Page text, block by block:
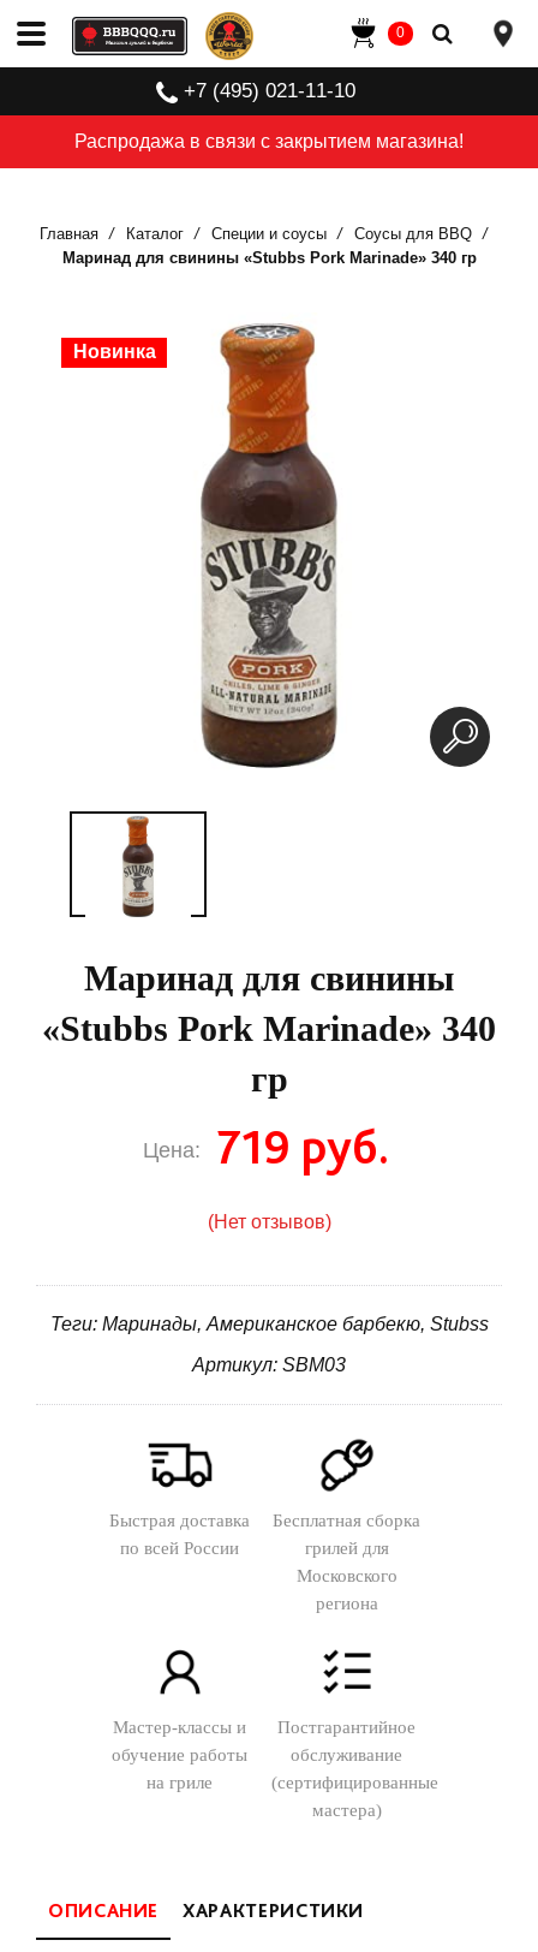
Распродажа в связи с закрытием магазина!
+7 (495) 021-11-10
0
Главная Каталог Специи и соусы
Соусы для BBQ
Маринад для свинины «Stubbs Pork Marinade» 340 гр
Новинка
Маринад для свинины
«Stubbs Pork Marinade» 340
гр
Цена: 719 руб.
(Нет отзывов)
Теги: Маринады, Американское барбекю, Stubss
Артикул: SBM03
Быстрая доставка
по всей России
Бесплатная сборка
грилей для
Московского
региона
Мастер-классы и
обучение работы
на гриле
Постгарантийное
обслуживание
(сертифицированные
мастера)
ОПИСАНИЕ ХАРАКТЕРИСТИКИ